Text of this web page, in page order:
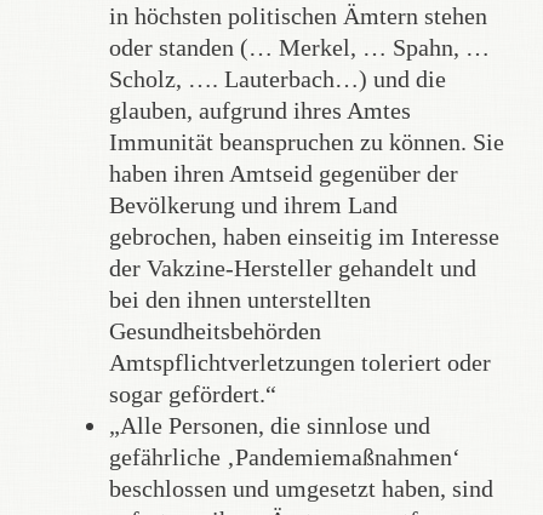
in höchsten politischen Ämtern stehen
oder standen (… Merkel, … Spahn, …
Scholz, …. Lauterbach…) und die
glauben, aufgrund ihres Amtes
Immunität beanspruchen zu können. Sie
haben ihren Amtseid gegenüber der
Bevölkerung und ihrem Land
gebrochen, haben einseitig im Interesse
der Vakzine-Hersteller gehandelt und
bei den ihnen unterstellten
Gesundheitsbehörden
Amtspflichtverletzungen toleriert oder
sogar gefördert.“
„Alle Personen, die sinnlose und
gefährliche ‚Pandemiemaßnahmen‘
beschlossen und umgesetzt haben, sind